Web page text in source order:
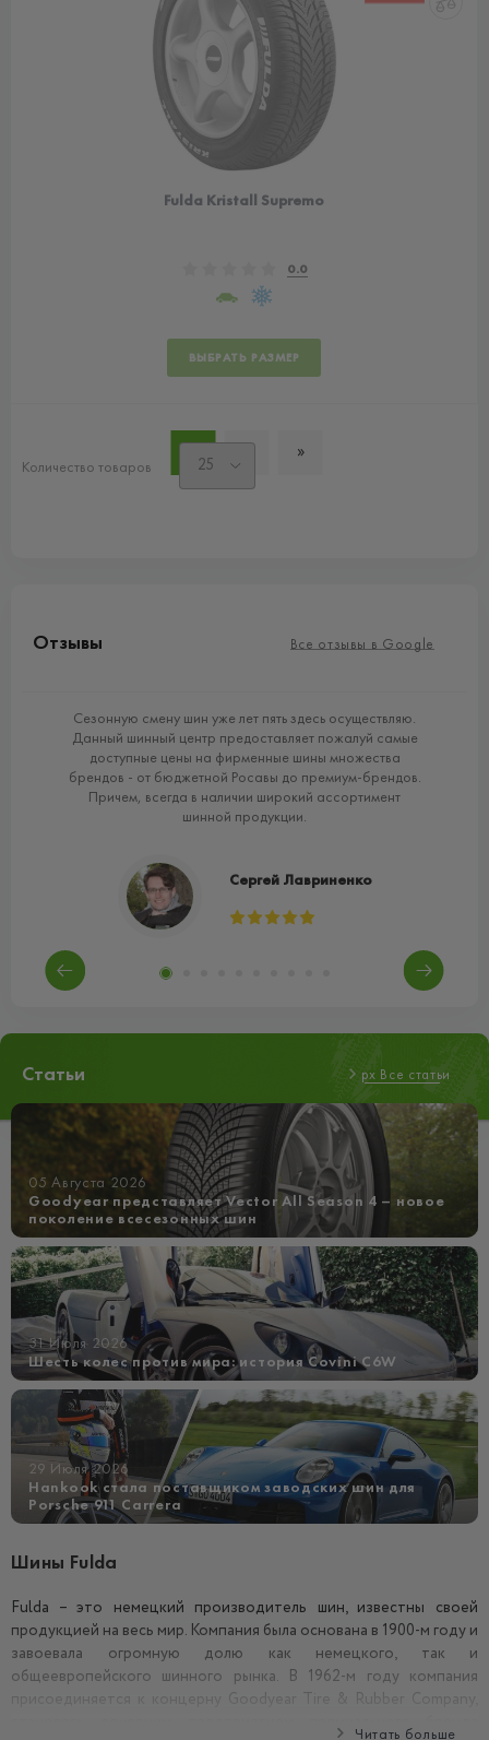
Fulda Kristall Supremo
0.0
ВЫБРАТЬ РАЗМЕР
»
Количество товаров
Отзывы Все отзывы в Google
Сезонную смену шин уже лет пять здесь осуществляю.
Данный шинный центр предоставляет пожалуй самые
доступные цены на фирменные шины множества
брендов - от бюджетной Росавы до премиум-брендов.
Причем, всегда в наличии широкий ассортимент
шинной продукции.
Сергей Лавриненко
Статьи px Все статьи
05 Августа 2026
Goodyear представляет Vector All Season 4 – новое
поколение всесезонных шин
31 Июля 2026
Шесть колес против мира: история Covini C6W
29 Июля 2026
Hankook стала поставщиком заводских шин для
Porsche 911 Carrera
Шины Fulda
Fulda – это немецкий производитель шин, известны своей
продукцией на весь мир. Компания была основана в 1900-м году и
завоевала огромную долю как немецкого, так и
общеевропейского шинного рынка. В 1962-м году компания
присоединяется к концерну Goodyear Tire & Rubber Company,
становясь дочерним предприятием премиального бренда
Читать больше